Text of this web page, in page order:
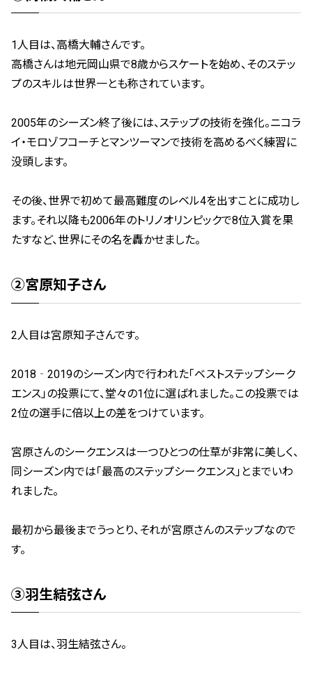
1人目は、高橋大輔さんです。
高橋さんは地元岡山県で8歳からスケートを始め、そのステッ
プのスキルは世界一とも称されています。
2005年のシーズン終了後には、ステップの技術を強化。ニコラ
イ・モロゾフコーチとマンツーマンで技術を高めるべく練習に
没頭します。
その後、世界で初めて最高難度のレベル4を出すことに成功し
ます。それ以降も2006年のトリノオリンピックで8位入賞を果
たすなど、世界にその名を轟かせました。
➁宮原知子さん
2人目は宮原知子さんです。
2018‐2019のシーズン内で行われた「ベストステップシーク
エンス」の投票にて、堂々の1位に選ばれました。この投票では
2位の選手に倍以上の差をつけています。
宮原さんのシークエンスは一つひとつの仕草が非常に美しく、
同シーズン内では「最高のステップシークエンス」とまでいわ
れました。
最初から最後までうっとり、それが宮原さんのステップなので
す。
③羽生結弦さん
3人目は、羽生結弦さん。